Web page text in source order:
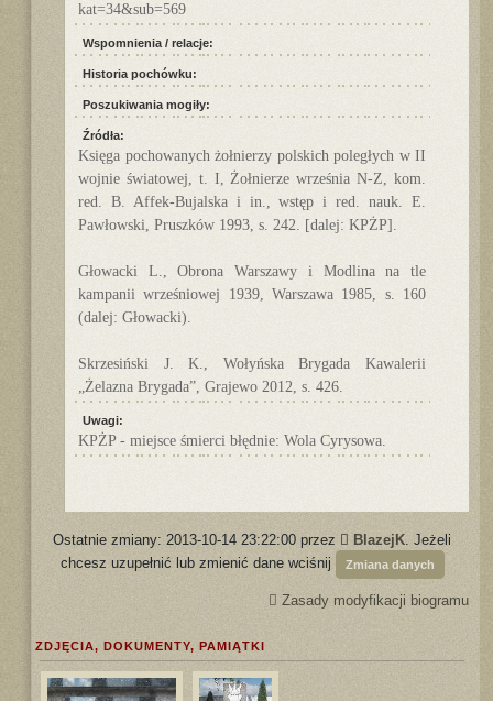
kat=34&sub=569
Wspomnienia / relacje:
Historia pochówku:
Poszukiwania mogiły:
Źródła:
Księga pochowanych żołnierzy polskich poległych w II
wojnie światowej, t. I, Żołnierze września N-Z, kom.
red. B. Affek-Bujalska i in., wstęp i red. nauk. E.
Pawłowski, Pruszków 1993, s. 242. [dalej: KPŻP].
Głowacki L., Obrona Warszawy i Modlina na tle
kampanii wrześniowej 1939, Warszawa 1985, s. 160
(dalej: Głowacki).
Skrzesiński J. K., Wołyńska Brygada Kawalerii
„Żelazna Brygada”, Grajewo 2012, s. 426.
Uwagi:
KPŻP - miejsce śmierci błędnie: Wola Cyrysowa.
Ostatnie zmiany: 2013-10-14 23:22:00 przez BlazejK. Jeżeli
chcesz uzupełnić lub zmienić dane wciśnij
Zmiana danych
Zasady modyfikacji biogramu
ZDJĘCIA, DOKUMENTY, PAMIĄTKI